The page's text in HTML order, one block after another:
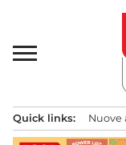
contenuto
principale
Quick links: Nuove